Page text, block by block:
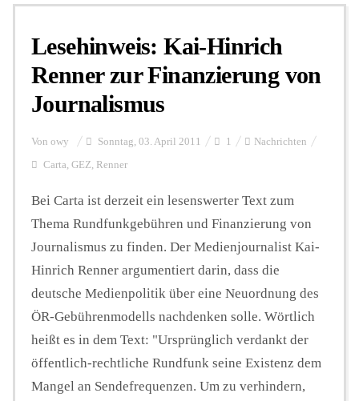
Personalien
Hintergrund
FUNKTURM-Beiträge
Podcast
Seminare
Unterstützen
Lesehinweis: Kai-Hinrich
Renner zur Finanzierung von
Journalismus
Von owy Sonntag, 03. April 2011 1 Nachrichten
Carta, GEZ, Renner
Bei Carta ist derzeit ein lesenswerter Text zum
Thema Rundfunkgebühren und Finanzierung von
Journalismus zu finden. Der Medienjournalist Kai-
Hinrich Renner argumentiert darin, dass die
deutsche Medienpolitik über eine Neuordnung des
ÖR-Gebührenmodells nachdenken solle. Wörtlich
heißt es in dem Text: "Ursprünglich verdankt der
öffentlich-rechtliche Rundfunk seine Existenz dem
Mangel an Sendefrequenzen. Um zu verhindern,